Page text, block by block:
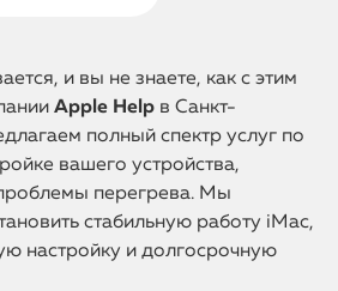
и вы не знаете, как с этим
Apple Help в Санкт-
полный спектр услуг по
вашего устройства,
перегрева. Мы
стабильную работу iMac,
настройку и долгосрочную